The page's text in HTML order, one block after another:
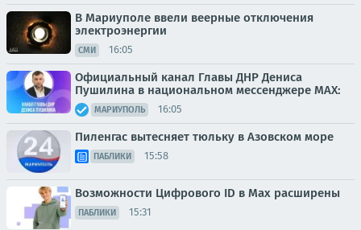
В Мариуполе ввели веерные отключения
электроэнергии
СМИ 16:05
Официальный канал Главы ДНР Дениса
Пушилина в национальном мессенджере MAX:
МАРИУПОЛЬ 16:05
Пиленгас вытесняет тюльку в Азовском море
ПАБЛИКИ 15:58
Возможности Цифрового ID в Мах расширены
ПАБЛИКИ 15:31